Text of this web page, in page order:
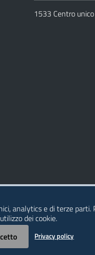
1533 Centro
analytics e di terze
dei cookie.
Privacy policy